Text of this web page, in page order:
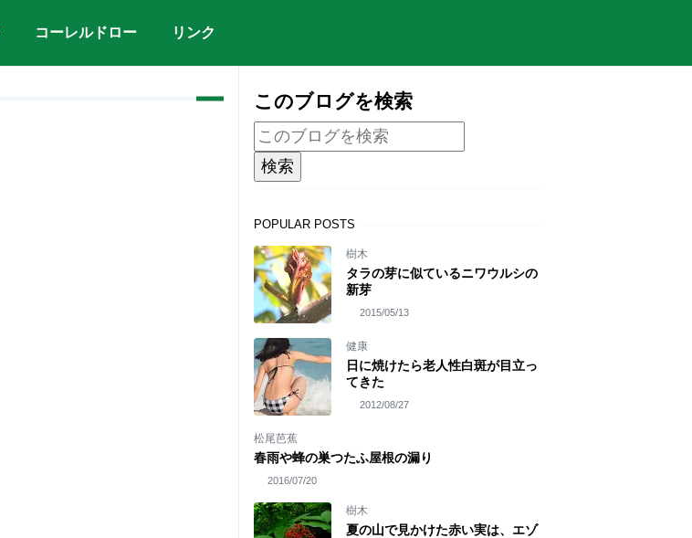
コーレルドロー リンク
このブログを検索
POPULAR POSTS
樹木
タラの芽に似ているニワウルシの
新芽
2015/05/13
健康
日に焼けたら老人性白斑が目立っ
てきた
2012/08/27
松尾芭蕉
春雨や蜂の巣つたふ屋根の漏り
2016/07/20
樹木
夏の山で見かけた赤い実は、エゾ